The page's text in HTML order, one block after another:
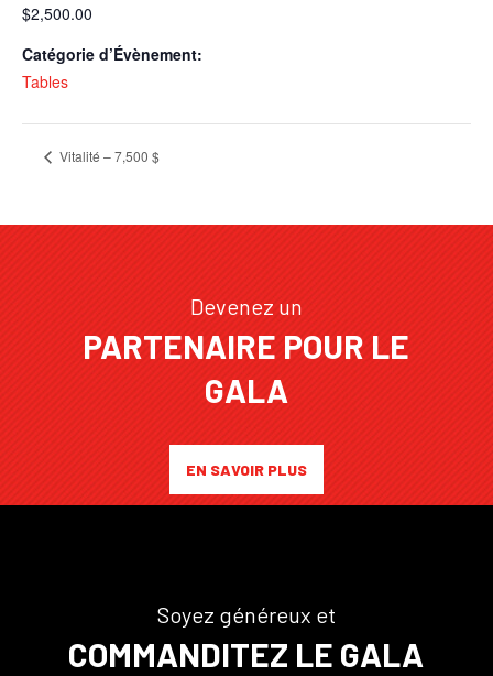
$2,500.00
Catégorie d’Évènement:
Tables
Vitalité – 7,500 $
Devenez un
PARTENAIRE POUR LE
GALA
EN SAVOIR PLUS
Soyez généreux et
COMMANDITEZ LE GALA